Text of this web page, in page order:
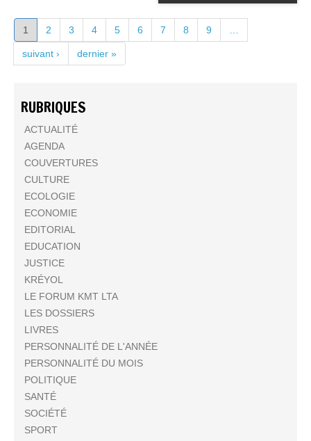
PAGES
1 2 3 4 5 6 7 8 9
suivant › dernier »
RUBRIQUES
ACTUALITÉ
AGENDA
COUVERTURES
CULTURE
ECOLOGIE
ECONOMIE
EDITORIAL
EDUCATION
JUSTICE
KRÉYOL
LE FORUM KMT LTA
LES DOSSIERS
LIVRES
PERSONNALITÉ DE L'ANNÉE
PERSONNALITÉ DU MOIS
POLITIQUE
SANTÉ
SOCIÉTÉ
SPORT